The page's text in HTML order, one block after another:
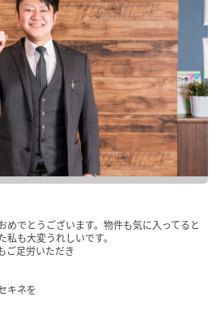
めでとうございます。物件も気に入ってると
も大変うれしいです。
ご足労いただき
キネを